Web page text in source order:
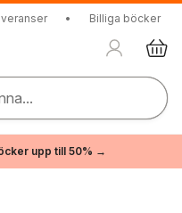
• Billiga böcker
upp till 50% →